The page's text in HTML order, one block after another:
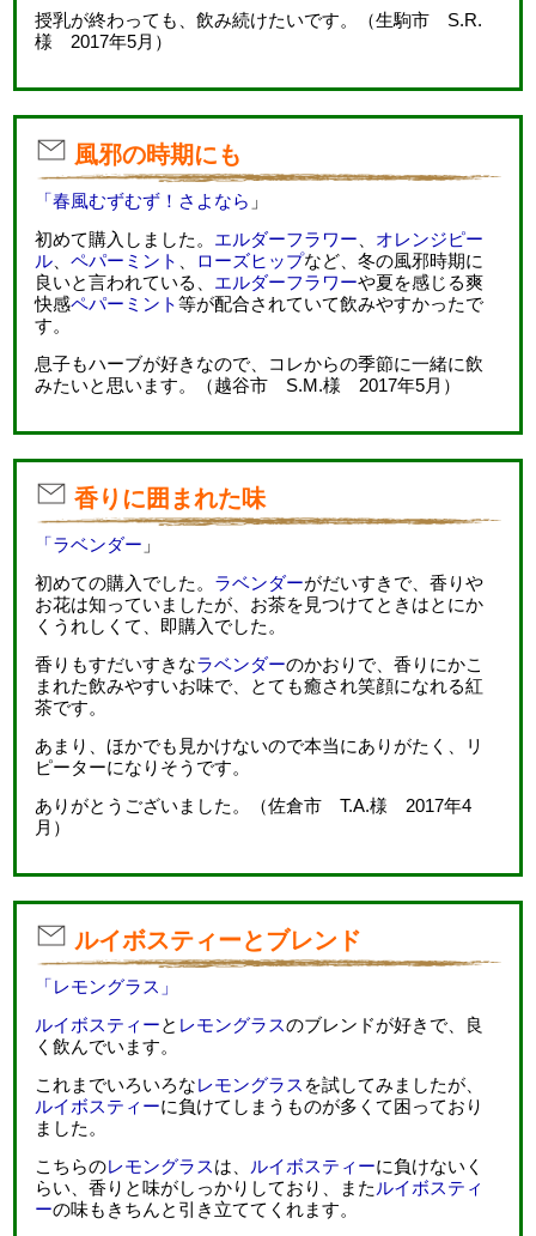
授乳が終わっても、飲み続けたいです。（生駒市 S.R.
様 2017年5月）
風邪の時期にも
「春風むずむず！さよなら 」
初めて購入しました。 エルダーフラワー
オレンジピー
ル 、ペパーミント ローズヒップなど、冬の風邪時期に
良いと言われている、 エルダーフラワーや夏を感じる爽
快感ペパーミント等が配合されていて飲みやすかったで
す。
息子もハーブが好きなので、コレからの季節に一緒に飲
みたいと思います。（越谷市 S.M.様 2017年5月）
香りに囲まれた味
「ラベンダー 」
初めての購入でした。 ラベンダーがだいすきで、香りや
お花は知っていましたが、お茶を見つけてときはとにか
くうれしくて、即購入でした。
香りもすだいすきなラベンダーのかおりで、香りにかこ
まれた飲みやすいお味で、とても癒され笑顔になれる紅
茶です。
あまり、ほかでも見かけないので本当にありがたく、リ
ピーターになりそうです。
ありがとうございました。（佐倉市 T.A.様 2017年4
月）
ルイボスティーとブレンド
「レモングラス」
ルイボスティーと レモングラスのブレンドが好きで、良
く飲んでいます。
これまでいろいろなレモングラス を試してみましたが、
ルイボスティーに負けてしまうものが多くて困っており
ました。
こちらのレモングラスは、 ルイボスティーに負けないく
らい、香りと味がしっかりしており、また ルイボスティ
ーの味もきちんと引き立ててくれます。